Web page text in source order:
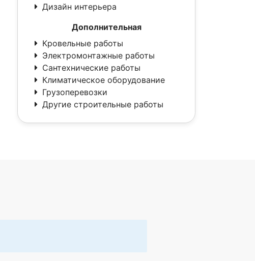
Дизайн интерьера
Дополнительная
Кровельные работы
Электромонтажные работы
Сантехнические работы
Климатическое оборудование
Грузоперевозки
Другие строительные работы